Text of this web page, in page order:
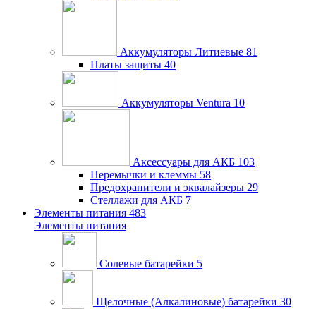
Аккумуляторы Литиевые 81
Платы защиты 40
Аккумуляторы Ventura 10
Аксессуары для АКБ 103
Перемычки и клеммы 58
Предохранители и эквалайзеры 29
Стеллажи для АКБ 7
Элементы питания 483
Элементы питания
Солевые батарейки 5
Щелочные (Алкалиновые) батарейки 30